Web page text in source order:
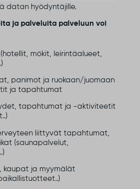
datan hyödyntäjille.
ja palveluita palveluun voi
mökit, leirintäalueet,
panimot ja ruokaan/juomaan
ja tapahtumat
tapahtumat ja -aktiviteetit
liittyvät tapahtumat,
(saunapalvelut,
kaupat ja myymälät